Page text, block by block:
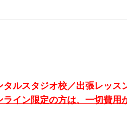
タルスタジオ校／出張レッス
イン限定の方は、一切費用